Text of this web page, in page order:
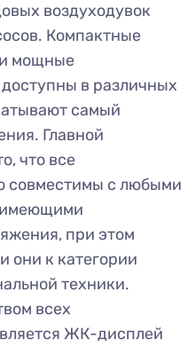
воздуходувок
Компактные
и мощные
в различных
самый
Главной
что все
совместимы с любыми
имеющими
при этом
они к категории
техники.
всех
ЖК-дисплей